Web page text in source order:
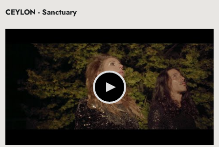
CEYLON - Sanctuary